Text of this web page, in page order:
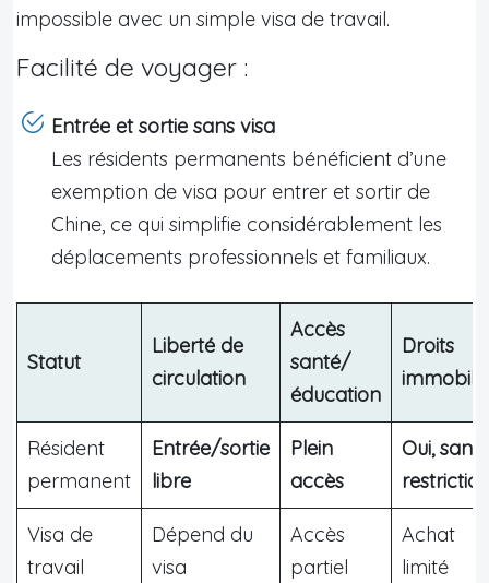
impossible avec un simple visa de travail.
Facilité de voyager :
Entrée et sortie sans visa
Les résidents permanents bénéficient d’une
exemption de visa pour entrer et sortir de
Chine, ce qui simplifie considérablement les
déplacements professionnels et familiaux.
Statut
Liberté de
circulation
Accès
santé/
éducation
Droits
Résident
permanent
Entrée/sortie
libre
Plein
accès
Oui, sans
Visa de
travail
Dépend du
visa
Accès
partiel
Achat
limité